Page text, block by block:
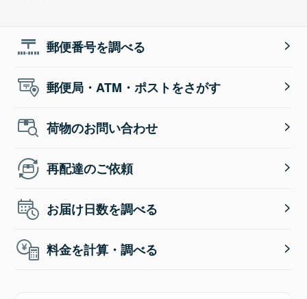
郵便番号を調べる
郵便局・ATM・ポストをさがす
荷物のお問い合わせ
再配達のご依頼
お届け日数を調べる
料金を計算・調べる